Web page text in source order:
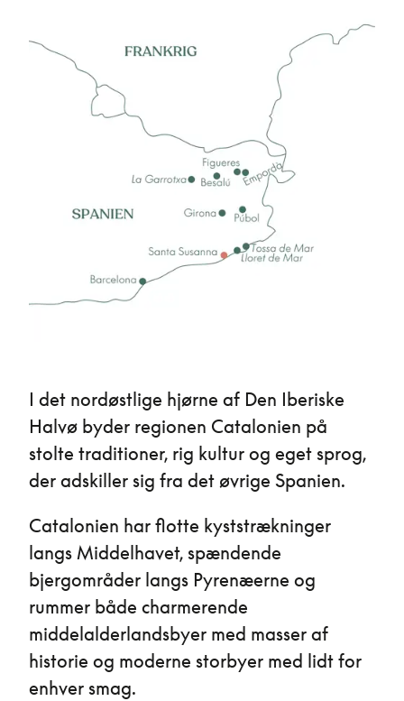
I det nordøstlige hjørne af Den Iberiske
Halvø byder regionen Catalonien på
stolte traditioner, rig kultur og eget sprog,
der adskiller sig fra det øvrige Spanien.
Catalonien har flotte kyststrækninger
langs Middelhavet, spændende
bjergområder langs Pyrenæerne og
rummer både charmerende
middelalderlandsbyer med masser af
historie og moderne storbyer med lidt for
enhver smag.